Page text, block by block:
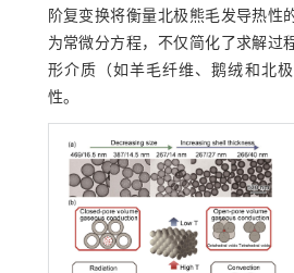
阶复变换将衡量北极熊毛发导热性
为常微分方程，不仅简化了求解过
形介质（如羊毛纤维、鹅绒和北
性。